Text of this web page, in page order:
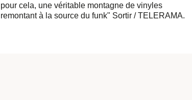
pour cela, une véritable montagne de vinyles
remontant à la source du funk" Sortir / TELERAMA.